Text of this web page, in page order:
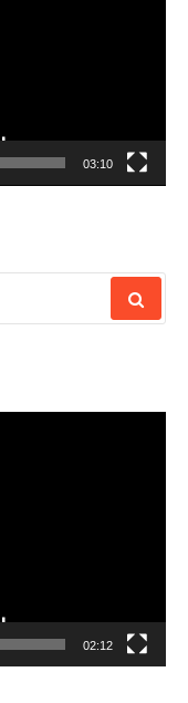
03:10
02:12